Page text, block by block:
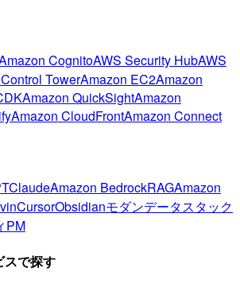
CognitoAWS Security HubAWS
TowerAmazon EC2Amazon
Amazon QuickSightAmazon
Amazon CloudFrontAmazon Connect
ClaudeAmazon BedrockRAGAmazon
CursorObsidianモダンデータスタック
PM
スで探す